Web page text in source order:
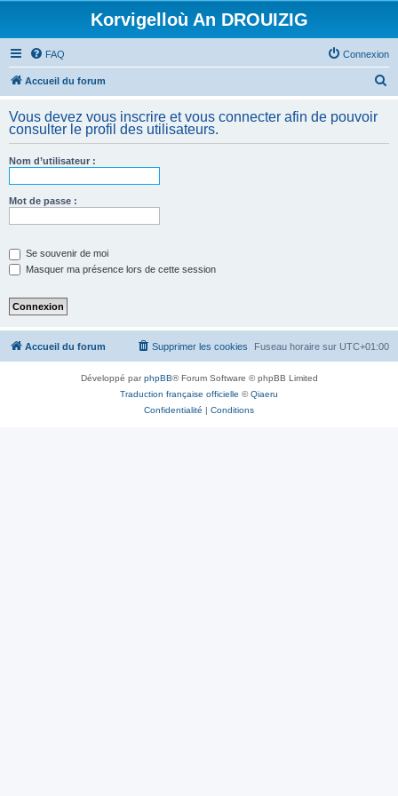
Korvigelloù An DROUIZIG
FAQ Connexion
Accueil du forum
h
Vous devez vous inscrire et vous connecter afin de pouvoir
consulter le profil des utilisateurs.
Nom d’utilisateur :
Mot de passe :
Se souvenir de moi
Masquer ma présence lors de cette session
Accueil du forum Fuseau horaire sur UTC+01:00
Supprimer les cookies
Développé parphpBB® Forum Software © phpBB Limited
Traduction française officielle ©Qiaeru
Confidentialité | Conditions